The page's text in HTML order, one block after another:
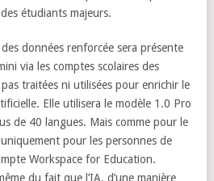
étudiants majeurs.
données renforcée sera présente
via les comptes scolaires des
traitées ni utilisées pour enrichir le
Elle utilisera le modèle 1.0 Pro
de 40 langues. Mais comme pour le
pour les personnes de
Workspace for Education.
du fait que l’IA, d’une manière